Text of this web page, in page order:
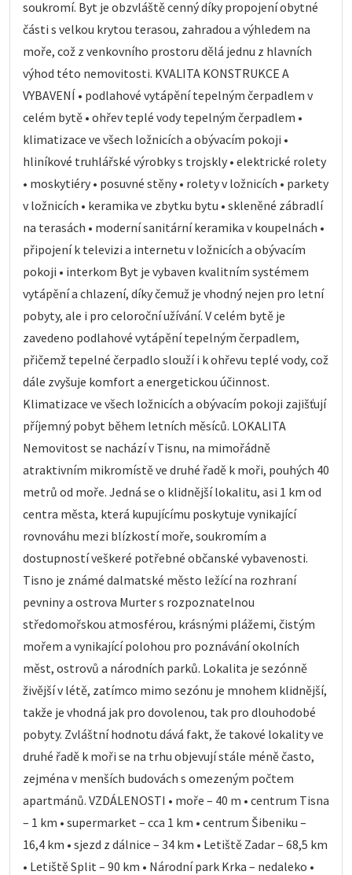
soukromí. Byt je obzvláště cenný díky propojení obytné
části s velkou krytou terasou, zahradou a výhledem na
moře, což z venkovního prostoru dělá jednu z hlavních
výhod této nemovitosti. KVALITA KONSTRUKCE A
VYBAVENÍ • podlahové vytápění tepelným čerpadlem v
celém bytě • ohřev teplé vody tepelným čerpadlem •
klimatizace ve všech ložnicích a obývacím pokoji •
hliníkové truhlářské výrobky s trojskly • elektrické rolety
• moskytiéry • posuvné stěny • rolety v ložnicích • parkety
v ložnicích • keramika ve zbytku bytu • skleněné zábradlí
na terasách • moderní sanitární keramika v koupelnách •
připojení k televizi a internetu v ložnicích a obývacím
pokoji • interkom Byt je vybaven kvalitním systémem
vytápění a chlazení, díky čemuž je vhodný nejen pro letní
pobyty, ale i pro celoroční užívání. V celém bytě je
zavedeno podlahové vytápění tepelným čerpadlem,
přičemž tepelné čerpadlo slouží i k ohřevu teplé vody, což
dále zvyšuje komfort a energetickou účinnost.
Klimatizace ve všech ložnicích a obývacím pokoji zajišťují
příjemný pobyt během letních měsíců. LOKALITA
Nemovitost se nachází v Tisnu, na mimořádně
atraktivním mikromístě ve druhé řadě k moři, pouhých 40
metrů od moře. Jedná se o klidnější lokalitu, asi 1 km od
centra města, která kupujícímu poskytuje vynikající
rovnováhu mezi blízkostí moře, soukromím a
dostupností veškeré potřebné občanské vybavenosti.
Tisno je známé dalmatské město ležící na rozhraní
pevniny a ostrova Murter s rozpoznatelnou
středomořskou atmosférou, krásnými plážemi, čistým
mořem a vynikající polohou pro poznávání okolních
měst, ostrovů a národních parků. Lokalita je sezónně
živější v létě, zatímco mimo sezónu je mnohem klidnější,
takže je vhodná jak pro dovolenou, tak pro dlouhodobé
pobyty. Zvláštní hodnotu dává fakt, že takové lokality ve
druhé řadě k moři se na trhu objevují stále méně často,
zejména v menších budovách s omezeným počtem
apartmánů. VZDÁLENOSTI • moře – 40 m • centrum Tisna
– 1 km • supermarket – cca 1 km • centrum Šibeniku –
16,4 km • sjezd z dálnice – 34 km • Letiště Zadar – 68,5 km
• Letiště Split – 90 km • Národní park Krka – nedaleko •